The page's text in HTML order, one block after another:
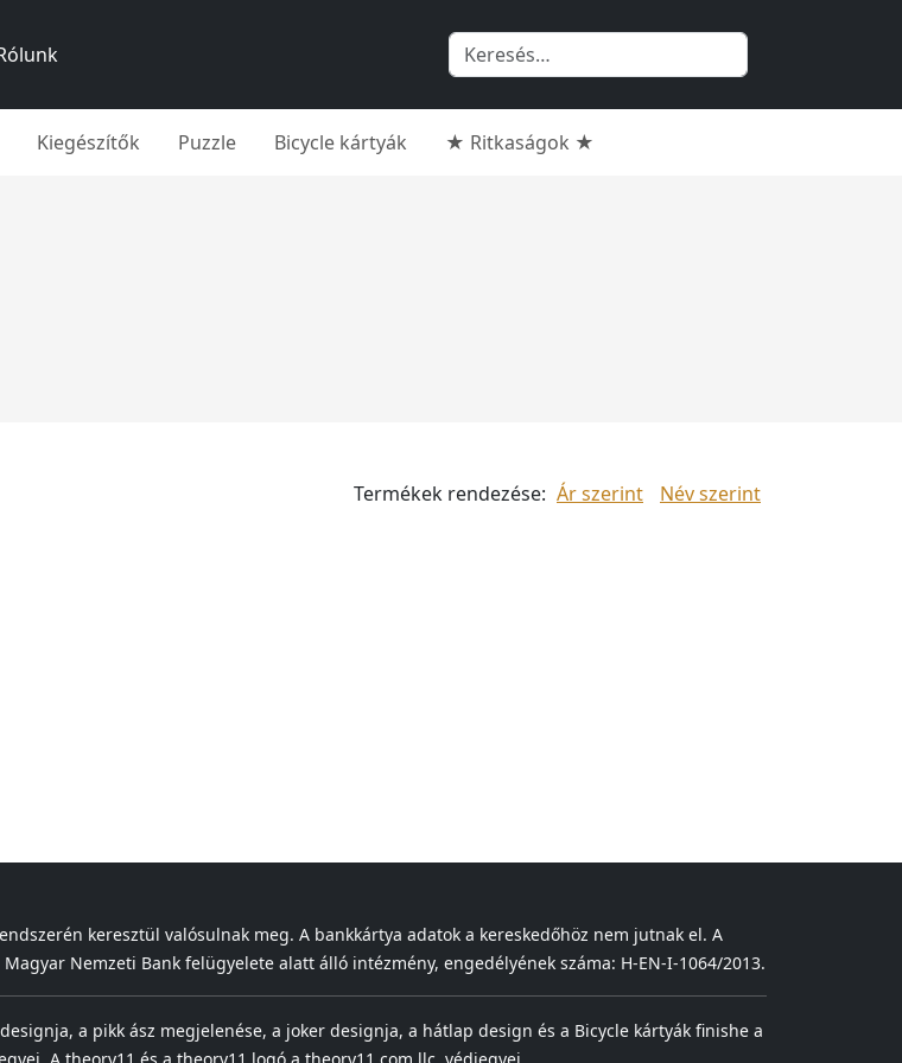
Kiegészítők Puzzle Bicycle kártyák ★ Ritkaságok ★
Termékek rendezése: Ár szerint Név szerint
keresztül valósulnak meg. A bankkártya adatok a kereskedőhöz nem jutnak el. A
Nemzeti Bank felügyelete alatt álló intézmény, engedélyének száma: H-EN-I-1064/2013.
a pikk ász megjelenése, a joker designja, a hátlap design és a Bicycle kártyák finishe a